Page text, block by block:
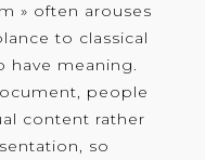
» often arouses
to classical
have meaning.
people
content rather
so